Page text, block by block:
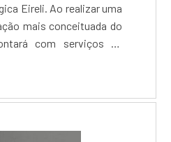
Eireli. Ao realizar uma
mais conceituada do
com serviços de
de especialistas para
o tema é
com a SN indústria
design completo de